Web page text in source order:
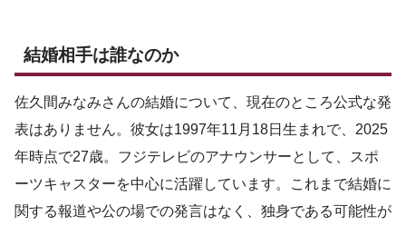
結婚相手は誰なのか
佐久間みなみさんの結婚について、現在のところ公式な発
表はありません。彼女は1997年11月18日生まれで、2025
年時点で27歳。フジテレビのアナウンサーとして、スポ
ーツキャスターを中心に活躍しています。これまで結婚に
関する報道や公の場での発言はなく、独身である可能性が